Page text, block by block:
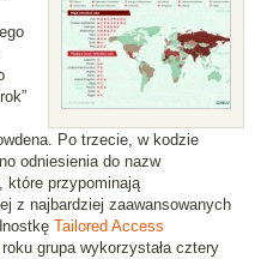
Po trzecie, w kodzie
odniesienia do nazw
które przypominają
z najbardziej zaawansowanych
Tailored Access
grupa wykorzystała cztery